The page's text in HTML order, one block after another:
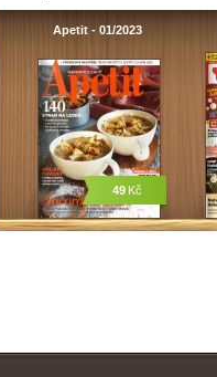
Apetit - 01/2023
49 Kč